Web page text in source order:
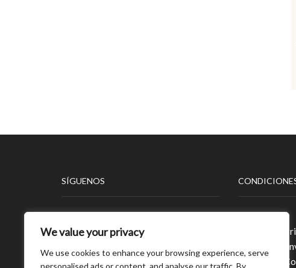
We value your privacy
We use cookies to enhance your browsing experience, serve
personalised ads or content, and analyse our traffic. By
SÍGUENOS
Política de
Política de
Política de